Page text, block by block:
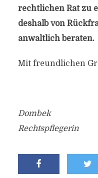
rechtlichen Rat zu
deshalb von
anwaltlich beraten.
Mit freundlichen
Dombek
Rechtspflegerin